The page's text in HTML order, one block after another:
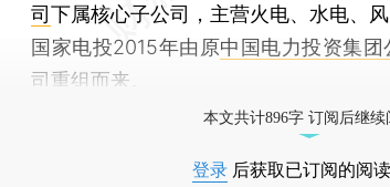
司下属核心子公司，主营火电、水电、风
国家电投2015年由原中国电力投资集团
司重组而来。
本文共计896字 订阅后继续
登录 后获取已订阅的阅